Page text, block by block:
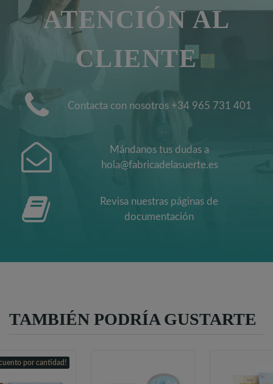
ATENCIÓN AL
CLIENTE
Contacta con nosotros +34 965 731 401
Mándanos tus dudas a
hola@fabricadelasuerte.es
Revisa nuestras páginas de
documentación
TAMBIÉN PODRÍA GUSTARTE
por cantidad!